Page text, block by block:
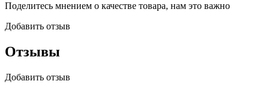
Поделитесь мнением о качестве товара, нам это важно
Добавить отзыв
Отзывы
Добавить отзыв